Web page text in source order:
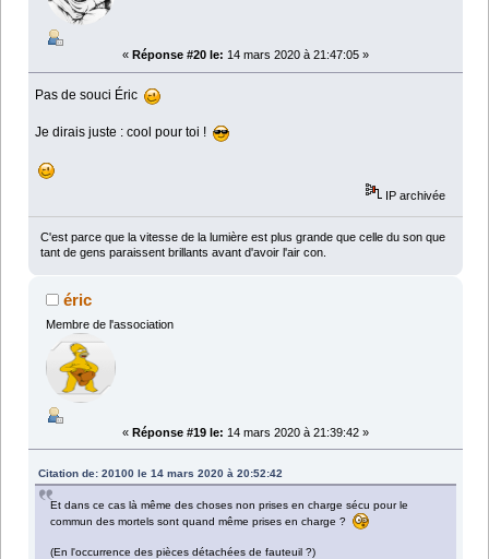
« Réponse #20 le: 14 mars 2020 à 21:47:05 »
Pas de souci Éric
Je dirais juste : cool pour toi !
IP archivée
C'est parce que la vitesse de la lumière est plus grande que celle du son que
tant de gens paraissent brillants avant d'avoir l'air con.
éric
Membre de l'association
« Réponse #19 le: 14 mars 2020 à 21:39:42 »
Citation de: 20100 le 14 mars 2020 à 20:52:42
Et dans ce cas là même des choses non prises en charge sécu pour le
commun des mortels sont quand même prises en charge ?
(En l'occurrence des pièces détachées de fauteuil ?)